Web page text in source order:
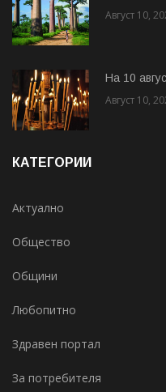
Август 10,
На 10
Август 10,
КАТЕГОРИИ
Актуално
Общество
Общини
Любопитно
Здравен портал
За потребителя